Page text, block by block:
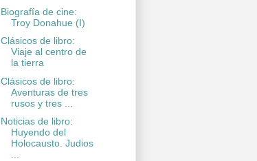
Biografía de cine:
Troy Donahue (I)
Clásicos de libro:
Viaje al centro de
la tierra
Clásicos de libro:
Aventuras de tres
rusos y tres ...
Noticias de libro:
Huyendo del
Holocausto. Judios
...